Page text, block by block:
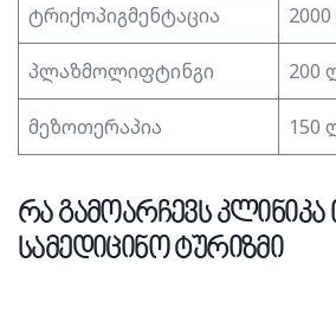
ტრიქოპიგმენტაცია
პლაზმოლიფტინგი 200
მეზოთერაპია 150
რა გამოარჩევს კლინიკა
სამედიცინო ტურიზმი